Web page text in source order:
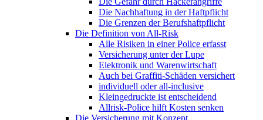
Die Nachhaftung in der Haftpflicht
Die Grenzen der Berufshaftpflicht
Die Definition von All-Risk
Alle Risiken in einer Police erfasst
Versicherung unter der Lupe
Elektronik und Warenwirtschaft
Auch bei Graffiti-Schäden versichert
individuell oder all-inclusive
Kleingedruckte ist entscheidend
Allrisk-Police hilft Kosten senken
Die Versicherung mit Konzept